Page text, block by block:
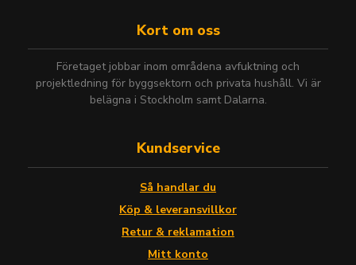
Kort om oss
Företaget jobbar inom områdena avfuktning och
projektledning för byggsektorn och privata hushåll. Vi är
belägna i Stockholm samt Dalarna.
Kundservice
Så handlar du
Köp & leveransvillkor
Retur & reklamation
Mitt konto